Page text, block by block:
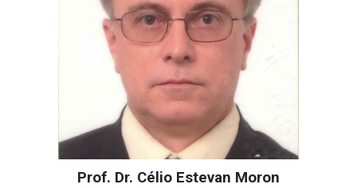
Prof. Dr. Célio Estevan Moron